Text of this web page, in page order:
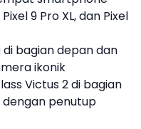
Pixel 9 Pro XL, dan Pixel
bagian depan dan
ikonik
Victus 2 di bagian
penutup